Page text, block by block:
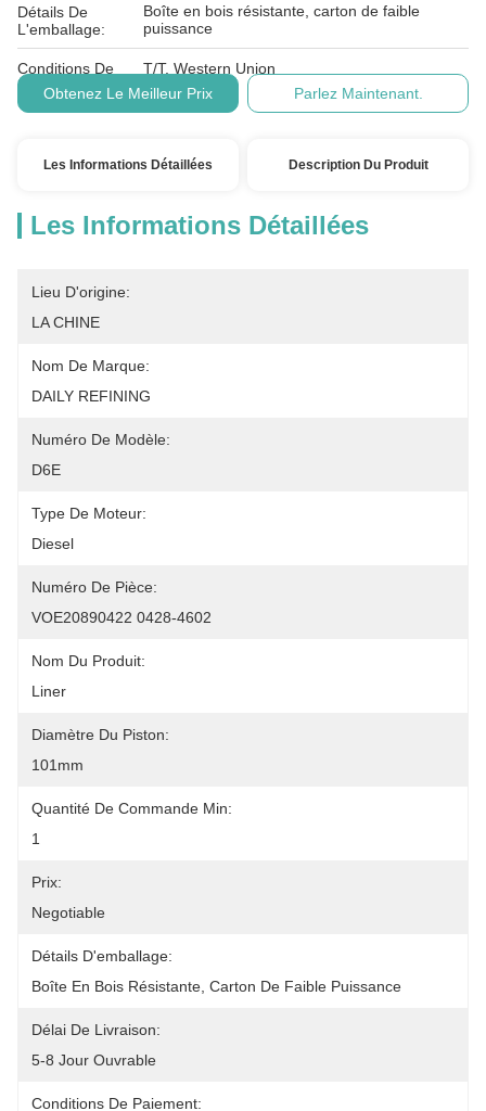
Détails De
L'emballage:
Boîte en bois résistante, carton de faible
puissance
Conditions De
Paiement:
T/T, Western Union
Obtenez Le Meilleur Prix
Parlez Maintenant.
Les Informations Détaillées Description Du Produit
Les Informations Détaillées
Lieu D'origine:
LA CHINE
Nom De Marque:
DAILY REFINING
Numéro De Modèle:
D6E
Type De Moteur:
Diesel
Numéro De Pièce:
VOE20890422 0428-4602
Nom Du Produit:
Liner
Diamètre Du Piston:
101mm
Quantité De Commande Min:
1
Prix:
Negotiable
Détails D'emballage:
Boîte En Bois Résistante, Carton De Faible Puissance
Délai De Livraison:
5-8 Jour Ouvrable
Conditions De Paiement: